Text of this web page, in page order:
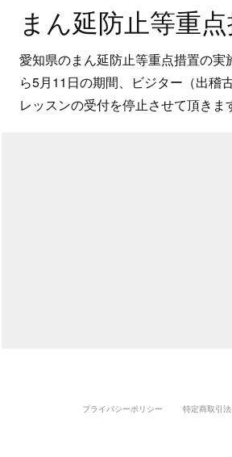
愛知県のまん延防止等重点措置の実
ら5月11日の期間、ビジター（出稽
レッスンの受付を停止させて頂き
プライバシーポリシー 特定商取引